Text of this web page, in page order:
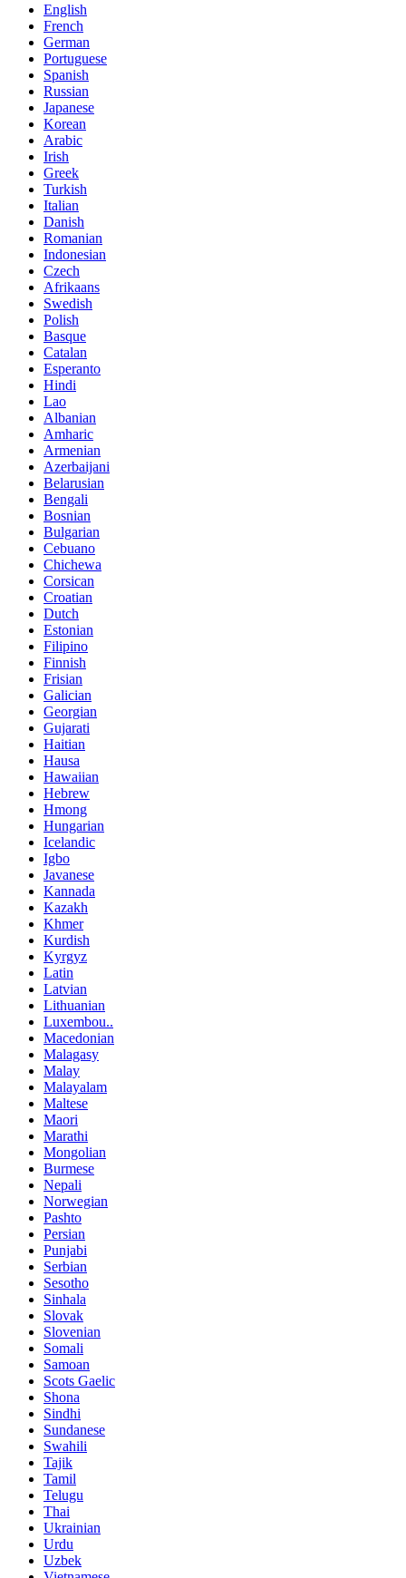
English
French
German
Portuguese
Spanish
Russian
Japanese
Korean
Arabic
Irish
Greek
Turkish
Italian
Danish
Romanian
Indonesian
Czech
Afrikaans
Swedish
Polish
Basque
Catalan
Esperanto
Hindi
Lao
Albanian
Amharic
Armenian
Azerbaijani
Belarusian
Bengali
Bosnian
Bulgarian
Cebuano
Chichewa
Corsican
Croatian
Dutch
Estonian
Filipino
Finnish
Frisian
Galician
Georgian
Gujarati
Haitian
Hausa
Hawaiian
Hebrew
Hmong
Hungarian
Icelandic
Igbo
Javanese
Kannada
Kazakh
Khmer
Kurdish
Kyrgyz
Latin
Latvian
Lithuanian
Luxembou..
Macedonian
Malagasy
Malay
Malayalam
Maltese
Maori
Marathi
Mongolian
Burmese
Nepali
Norwegian
Pashto
Persian
Punjabi
Serbian
Sesotho
Sinhala
Slovak
Slovenian
Somali
Samoan
Scots Gaelic
Shona
Sindhi
Sundanese
Swahili
Tajik
Tamil
Telugu
Thai
Ukrainian
Urdu
Uzbek